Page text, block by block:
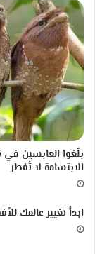
t
r
i
a
l
s
‏بلّغوا العابسين في
الابتسامة لا تُفطر
ابدأ تغيير عالمك